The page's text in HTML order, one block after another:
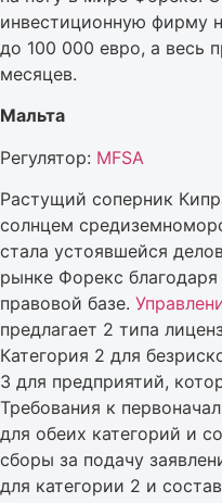
инвестиционную фирму
до 100 000 евро, а весь
месяцев.
Мальта
Регулятор: MFSA
Растущий соперник
солнцем
стала устоявшейся
рынке Форекс
правовой базе.
предлагает 2 типа
Категория 2 для
3 для предприятий,
Требования к
для обеих категорий и
сборы за подачу
для категории 2 и